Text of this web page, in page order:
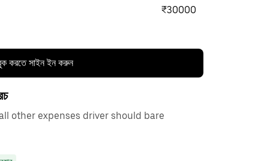
₹30000
করতে সাইন ইন করুন
other expenses driver should bare